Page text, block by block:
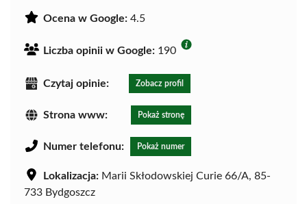
Ocena w Google: 4.5
Liczba opinii w Google: 190
Czytaj opinie: Zobacz profil
Strona www: Pokaż stronę
Numer telefonu: Pokaż numer
Lokalizacja: Marii Skłodowskiej Curie 66/A, 85-
733 Bydgoszcz